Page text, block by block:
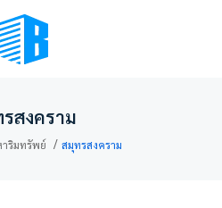
สงคราม
ริมทรัพย์ สมุทรสงคราม